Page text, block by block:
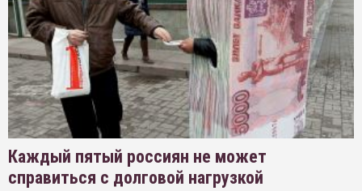
Каждый пятый россиян не может
справиться с долговой нагрузкой